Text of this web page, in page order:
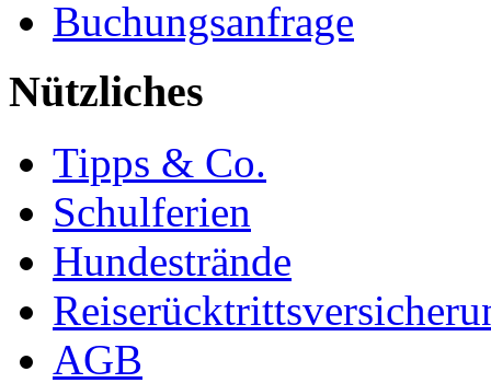
Buchungsanfrage
Nützliches
Tipps & Co.
Schulferien
Hundestrände
AGB